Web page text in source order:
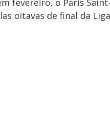
fevereiro, o Paris
oitavas de final da